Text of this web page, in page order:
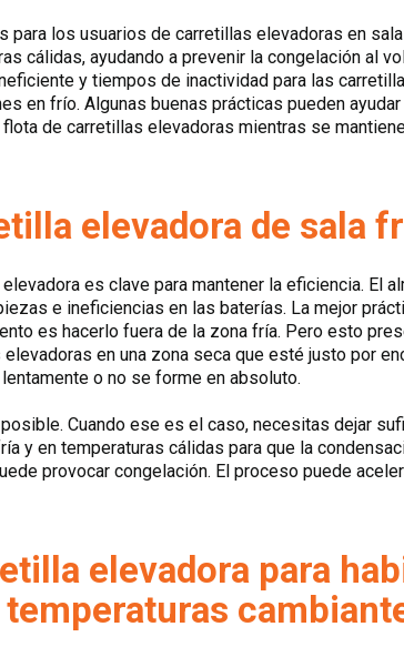
para los usuarios de carretillas elevadoras en
cálidas, ayudando a prevenir la congelación al
y tiempos de inactividad para las
en frío. Algunas buenas prácticas pueden
de carretillas elevadoras mientras se
elevadora de sala
es clave para mantener la eficiencia. El
e ineficiencias en las baterías. La mejor
es hacerlo fuera de la zona fría. Pero esto
en una zona seca que esté justo por
o no se forme en absoluto.
Cuando ese es el caso, necesitas dejar
y en temperaturas cálidas para que la
provocar congelación. El proceso puede
elevadora para